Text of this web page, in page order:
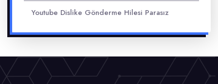
Youtube Dislike Gönderme Hilesi Parasız